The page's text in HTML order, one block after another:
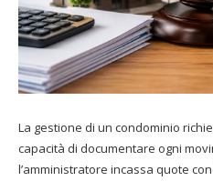
La gestione di un condominio
capacità di documentare ogni
l’amministratore incassa quote